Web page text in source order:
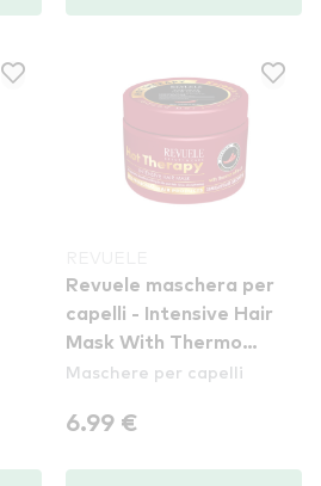
Revuele maschera per
capelli - Intensive Hair
Mask With Thermo
Effect
Maschere per capelli
6.99 €